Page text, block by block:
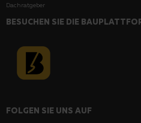
Dachratgeber
BESUCHEN SIE DIE
FOLGEN SIE UNS AUF